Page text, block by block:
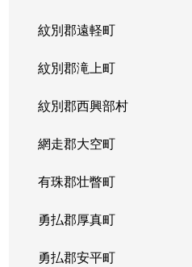
紋別郡遠軽町
紋別郡滝上町
紋別郡西興部村
網走郡大空町
有珠郡壮瞥町
勇払郡厚真町
勇払郡安平町